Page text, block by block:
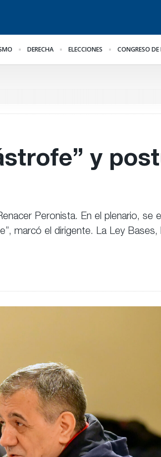
DERECHA ELECCIONES CONGRESO
Poder Judicial?
al
y
Peronista. En el plenario, se
marcó el dirigente. La Ley